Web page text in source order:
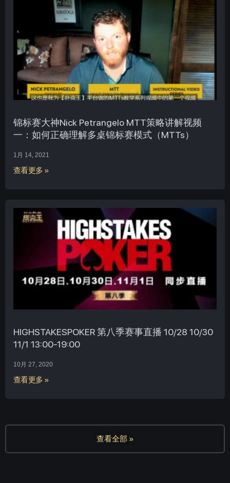
锦标赛大神Nick Petrangelo MTT策略讲解视频
一：如何正确理解多桌锦标赛模式（MTTs）
1月 14, 2021
查看更多 »
HIGHSTAKESPOKER 第八季赛事直播 10/28 10/30
11/1 13:00-19:00
10月 27, 2020
查看更多 »
查看全部 »